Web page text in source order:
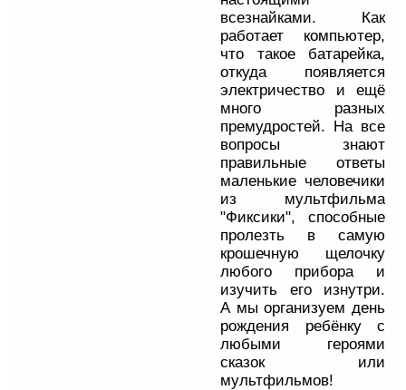
всезнайками. Как
работает компьютер,
что такое батарейка,
откуда появляется
электричество и ещё
много разных
премудростей. На все
вопросы знают
правильные ответы
маленькие человечики
из мультфильма
"Фиксики", способные
пролезть в самую
крошечную щелочку
любого прибора и
изучить его изнутри.
А мы организуем день
рождения ребёнку с
любыми героями
сказок или
мультфильмов!